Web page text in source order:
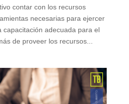
contar con los recursos
necesarias para ejercer
capacitación adecuada para el
de proveer los recursos...